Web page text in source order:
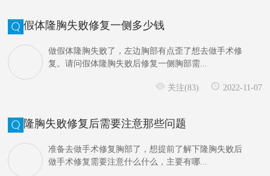
假体隆胸失败修复一侧多少钱
做假体隆胸失败了，左边胸部有点歪了想去做手术修
复。请问假体隆胸失败后修复一侧胸部需...
关注(83) 2022-11-07
隆胸失败修复后需要注意那些问题
准备去做手术修复胸部了，想提前了解下隆胸失败后
做手术修复需要注意什么什么，主要有哪...